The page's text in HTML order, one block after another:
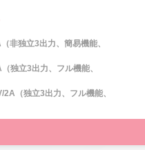
非独立3出力、簡易機能、
独立3出力、フル機能、
（独立3出力、フル機能、